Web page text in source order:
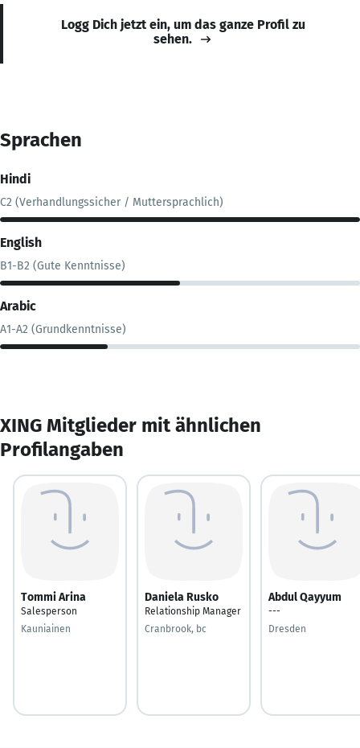
Logg Dich jetzt ein, um das ganze Profil zu
sehen.
Sprachen
Hindi
C2 (Verhandlungssicher / Muttersprachlich)
English
B1-B2 (Gute Kenntnisse)
Arabic
A1-A2 (Grundkenntnisse)
XING Mitglieder mit ähnlichen
Profilangaben
Tommi Arina
Salesperson
Kauniainen
Daniela Rusko
Relationship Manager
Cranbrook, bc
Abdul Qayyum
---
Dresden